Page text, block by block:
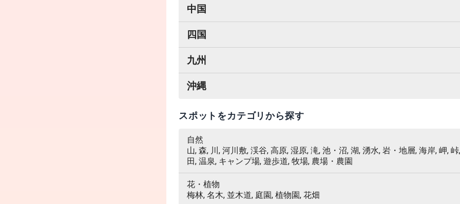
中国
四国
九州
沖縄
スポットをカテゴリから探す
自然
山, 森, 川, 河川敷, 渓谷, 高原, 湿原, 滝, 池・沼, 湖, 湧水, 岩・地層, 海岸, 岬,
田, 温泉, キャンプ場, 遊歩道, 牧場, 農場・農園
花・植物
梅林, 名木, 並木道, 庭園, 植物園, 花畑